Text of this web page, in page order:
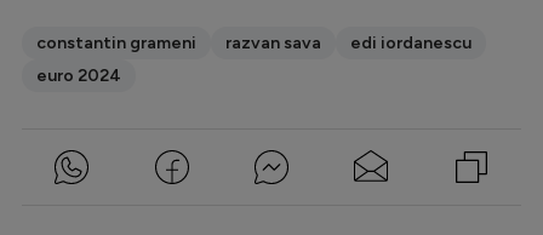
constantin grameni razvan sava
edi iordanescu
euro 2024